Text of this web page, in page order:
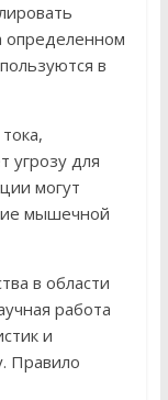
определенном
в
угрозу для
могут
мышечной
в области
работа
и
Правило